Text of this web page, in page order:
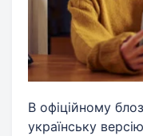
В офіційному
українську